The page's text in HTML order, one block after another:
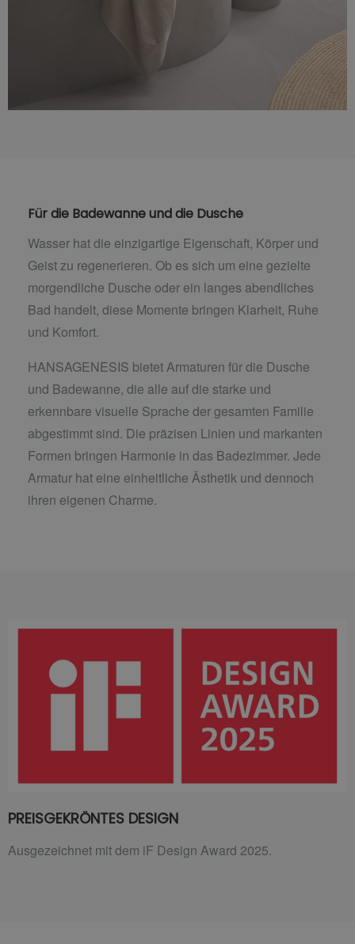
Für die Badewanne und die Dusche
Wasser hat die einzigartige Eigenschaft, Körper und
Geist zu regenerieren. Ob es sich um eine gezielte
morgendliche Dusche oder ein langes abendliches
Bad handelt, diese Momente bringen Klarheit, Ruhe
und Komfort.
HANSAGENESIS bietet Armaturen für die Dusche
und Badewanne, die alle auf die starke und
erkennbare visuelle Sprache der gesamten Familie
abgestimmt sind. Die präzisen Linien und markanten
Formen bringen Harmonie in das Badezimmer. Jede
Armatur hat eine einheitliche Ästhetik und dennoch
ihren eigenen Charme.
PREISGEKRÖNTES DESIGN
Ausgezeichnet mit dem iF Design Award 2025.